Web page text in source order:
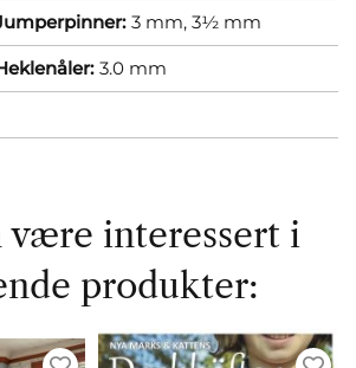
3 mm, 3½ mm
3.0 mm
være interessert i
produkter: